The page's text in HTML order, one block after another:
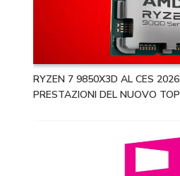
RYZEN 7 9850X3D AL CES
PRESTAZIONI DEL NUOVO